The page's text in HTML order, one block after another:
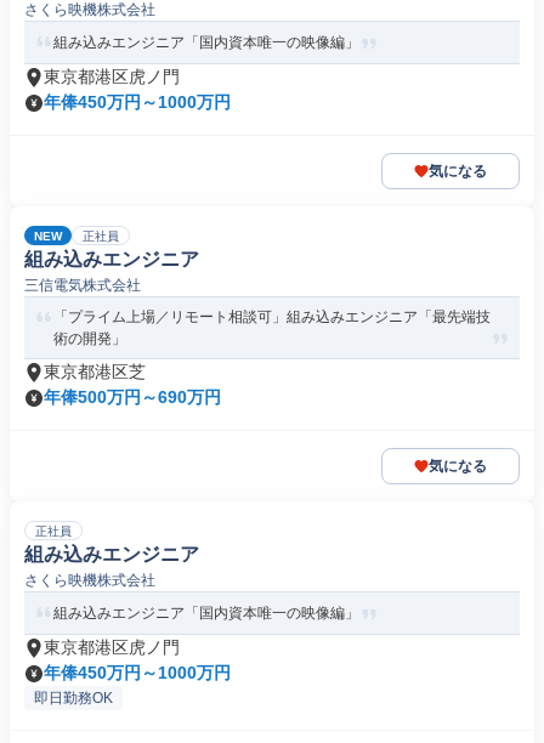
さくら映機株式会社
組み込みエンジニア「国内資本唯一の映像編」
東京都港区虎ノ門
年俸450万円～1000万円
気になる
NEW 正社員
組み込みエンジニア
三信電気株式会社
「プライム上場／リモート相談可」組み込みエンジニア「最先端技
術の開発」
東京都港区芝
年俸500万円～690万円
気になる
正社員
組み込みエンジニア
さくら映機株式会社
組み込みエンジニア「国内資本唯一の映像編」
東京都港区虎ノ門
年俸450万円～1000万円
即日勤務OK